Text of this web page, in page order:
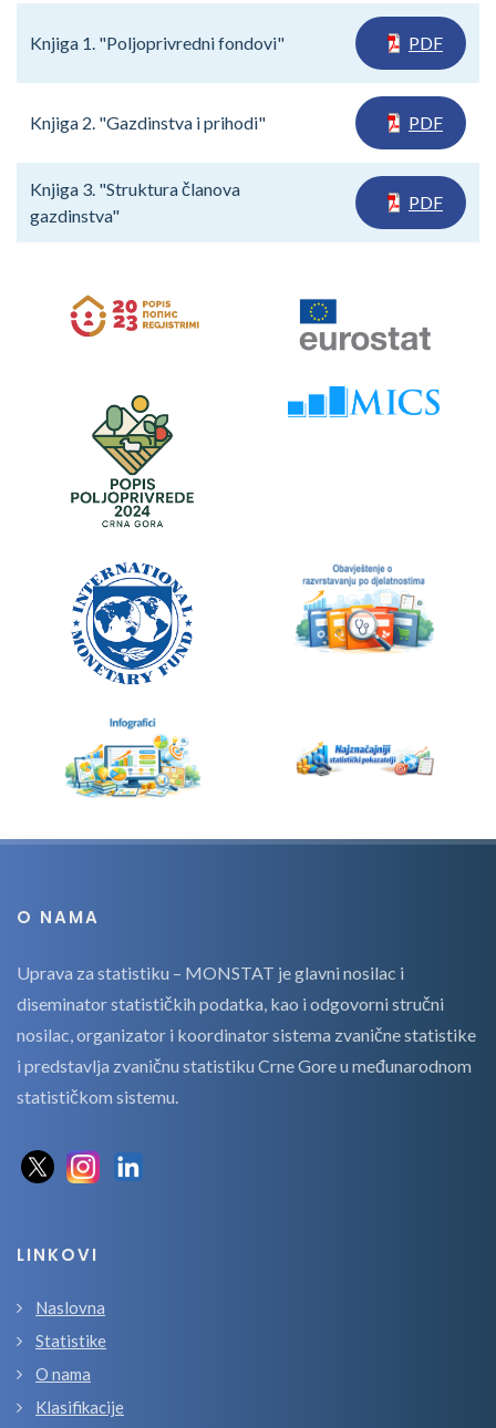
Knjiga 1. "Poljoprivredni fondovi" PDF
Knjiga 2. "Gazdinstva i prihodi" PDF
Knjiga 3. "Struktura članova
gazdinstva"
PDF
O NAMA
Uprava za statistiku – MONSTAT je glavni nosilac i
diseminator statističkih podatka, kao i odgovorni stručni
nosilac, organizator i koordinator sistema zvanične statistike
i predstavlja zvaničnu statistiku Crne Gore u međunarodnom
statističkom sistemu.
LINKOVI
Naslovna
Statistike
O nama
Klasifikacije